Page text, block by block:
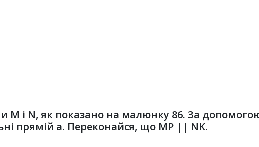
М і N, як показано на малюнку 86. За
прямій а. Переконайся, що МР || NK.